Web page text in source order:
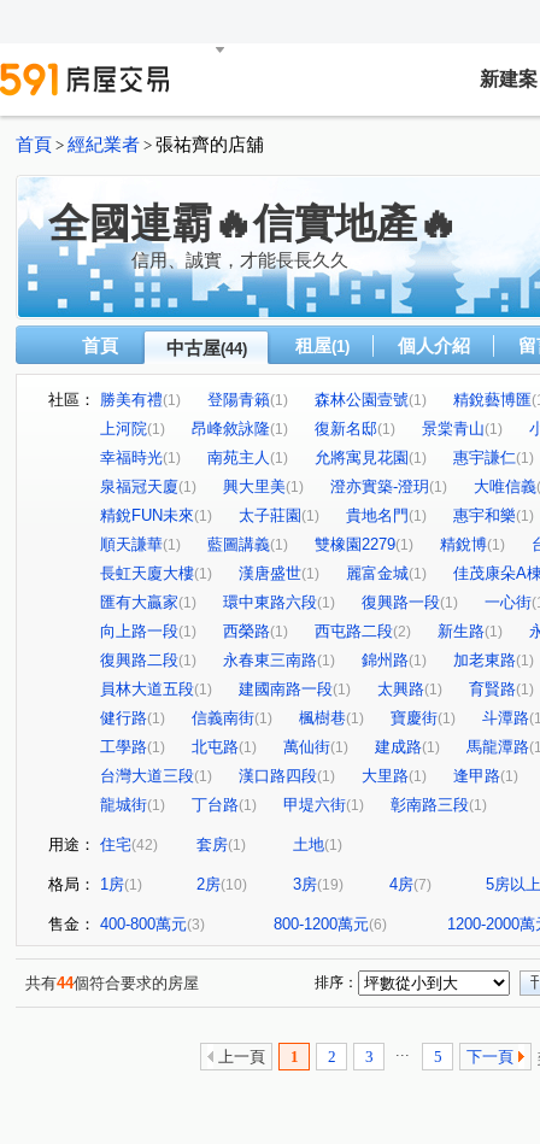
新建案
首頁 > 經紀業者 > 張祐齊的店舖
全國連霸🔥信實地產🔥
信用、誠實，才能長長久久
首頁 中古屋(44) 租屋(1) 個人介紹
社區： 勝美有禮(1) 登陽青籟(1) 森林公園壹號(1) 精銳藝博匯
上河院(1) 昂峰敘詠隆(1) 復新名邸(1) 景棠青山(1)
幸福時光(1) 南苑主人(1) 允將寓見花園(1) 惠宇謙仁(1)
泉福冠天廈(1) 興大里美(1) 澄亦實築-澄玥(1) 大唯信義
精銳FUN未來(1) 太子莊園 (1) 貴地名門 (1) 惠宇和樂(1)
順天謙華(1) 藍圖講義(1) 雙橡園2279(1) 精銳博(1)
長虹天廈大樓(1) 漢唐盛世(1) 麗富金城(1)
佳茂康朵A
匯有大贏家(1) 環中東路六段(1) 復興路一段(1) 一心街
向上路一段(1) 西榮路(1) 西屯路二段(2) 新生路(1)
復興路二段(1) 永春東三南路(1) 錦州路(1) 加老東路(1)
員林大道五段(1) 建國南路一段(1) 太興路(1) 育賢路(1)
健行路(1) 信義南街(1) 楓樹巷(1) 寶慶街(1) 斗潭路
工學路(1) 北屯路(1) 萬仙街(1) 建成路(1) 馬龍潭路
台灣大道三段(1) 漢口路四段(1) 大里路(1) 逢甲路(1)
龍城街(1) 丁台路(1) 甲堤六街(1) 彰南路三段(1)
用途： 住宅(42) 套房(1) 土地(1)
格局： 1房(1) 2房(10) 3房(19) 4房(7) 5房以上
售金： 400-800萬元(3) 800-1200萬元(6) 1200-2000萬
共有44個符合要求的房屋 排序：
上一頁 1 2 3 ... 5 下一頁